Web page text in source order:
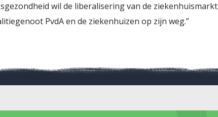
wil de liberalisering van de ziekenhuismarkt
PvdA en de ziekenhuizen op zijn weg.”